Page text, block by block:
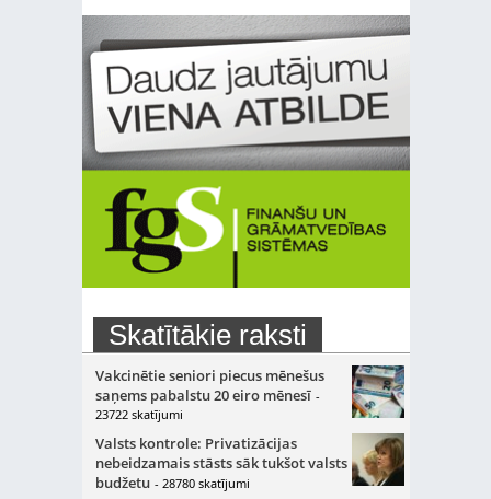
Skatītākie raksti
Vakcinētie seniori piecus mēnešus
saņems pabalstu 20 eiro mēnesī -
23722 skatījumi
Valsts kontrole: Privatizācijas
nebeidzamais stāsts sāk tukšot valsts
budžetu - 28780 skatījumi